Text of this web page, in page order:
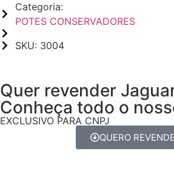
Categoria:
POTES CONSERVADORES
SKU: 3004
Quer revender
Conheça todo o
EXCLUSIVO PARA CNPJ
QUERO